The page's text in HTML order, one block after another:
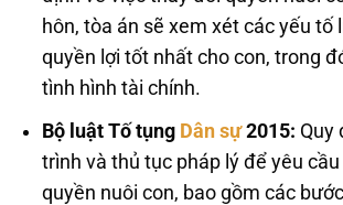
hôn, tòa án sẽ xem xét các yếu tố
quyền lợi tốt nhất cho con, trong
tình hình tài chính.
Bộ luật Tố tụng Dân sự2015: Quy
trình và thủ tục pháp lý để yêu
quyền nuôi con, bao gồm các